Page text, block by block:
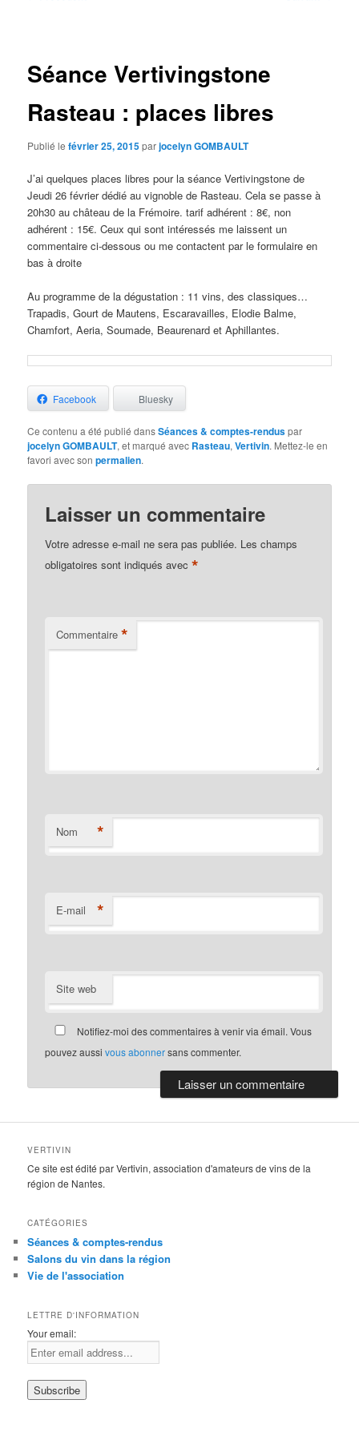
Séance Vertivingstone
Rasteau : places libres
Publié lefévrier 25, 2015parjocelyn GOMBAULT
J’ai quelques places libres pour la séance Vertivingstone de
Jeudi 26 février dédié au vignoble de Rasteau. Cela se passe à
20h30 au château de la Frémoire. tarif adhérent : 8€, non
adhérent : 15€. Ceux qui sont intéressés me laissent un
commentaire ci-dessous ou me contactent par le formulaire en
bas à droite
Au programme de la dégustation : 11 vins, des classiques…
Trapadis, Gourt de Mautens, Escaravailles, Elodie Balme,
Chamfort, Aeria, Soumade, Beaurenard et Aphillantes.
Facebook Bluesky
Ce contenu a été publié dansSéances & comptes-renduspar
jocelyn GOMBAULT, et marqué avec Rasteau,Vertivin. Mettez-le en
favori avec sonpermalien.
Laisser un commentaire
Votre adresse e-mail ne sera pas publiée. Les champs
obligatoires sont indiqués avec*
Commentaire *
Nom *
E-mail *
Site web
Notifiez-moi des commentaires à venir via émail. Vous
pouvez aussivous abonnersans commenter.
VERTIVIN
Ce site est édité par Vertivin, association d'amateurs de vins de la
région de Nantes.
CATÉGORIES
Séances & comptes-rendus
Salons du vin dans la région
Vie de l'association
LETTRE D'INFORMATION
Your email: